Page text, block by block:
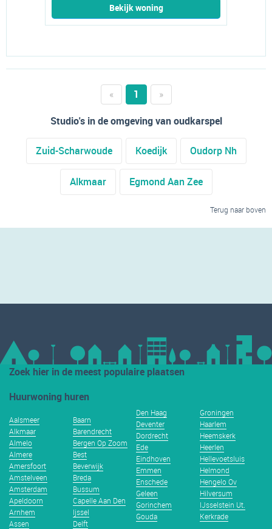
Bekijk woning
« 1
»
Studio's in de omgeving van oudkarspel
Zuid-Scharwoude Koedijk Oudorp Nh
Alkmaar Egmond Aan Zee
Terug naar boven
Zoek hier in de meest populaire plaatsen
Huurwoning huren
Aalsmeer
Alkmaar
Almelo
Almere
Amersfoort
Amstelveen
Amsterdam
Apeldoorn
Arnhem
Assen
Baarn
Barendrecht
Bergen Op Zoom
Best
Beverwijk
Breda
Bussum
Capelle Aan Den
Ijssel
Delft
Den Haag
Deventer
Dordrecht
Ede
Eindhoven
Emmen
Enschede
Geleen
Gorinchem
Gouda
Groningen
Haarlem
Heemskerk
Heerlen
Hellevoetsluis
Helmond
Hengelo Ov
Hilversum
IJsselstein Ut.
Kerkrade